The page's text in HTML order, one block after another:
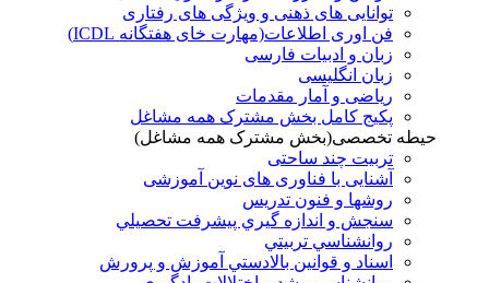
توانایی های ذهنی و ویژگی های رفتاری
فن اوری اطلاعات(مهارت خای هفتگانه ICDL)
زبان و ادبیات فارسی
زبان انگلیسی
ریاضی و آمار مقدمات
پکیج کامل بخش مشترک همه مشاغل
حیطه تخصصی(بخش مشترک همه مشاغل)
تربیت چند ساحتی
آشنایی با فناوری های نوین آموزشی
روشها و فنون تدريس
سنجش و اندازه گيري پيشرفت تحصيلي
روانشناسي تربيتي
اسناد و قوانين بالادستي آموزش و پرورش